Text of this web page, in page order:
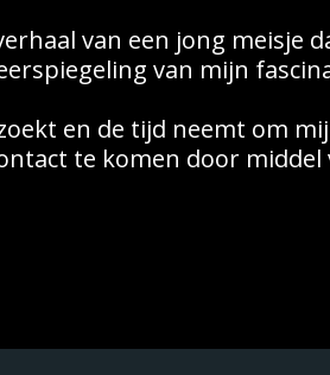
van een jong meisje
van mijn
en de tijd neemt om
te komen door